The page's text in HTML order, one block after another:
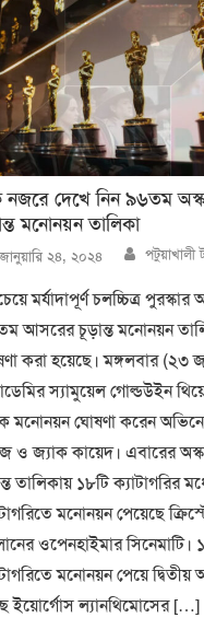
দেখে নিন ৯৬তম
মনোনয়ন তালিকা
on ২৪, ২০২৪ Author
পটুয়াখালী
মর্যাদাপূর্ণ চলচ্চিত্র পুরস্কার
আসরের চূড়ান্ত মনোনয়ন
করা হয়েছে। মঙ্গলবার (২৩
স্যামুয়েল গোল্ডউইন
মনোনয়ন ঘোষণা করেন
ও জ্যাক কায়েদ। এবারের
তালিকায় ১৮টি ক্যাটাগরির
মনোনয়ন পেয়েছে
ওপেনহাইমার সিনেমাটি।
মনোনয়ন পেয়ে দ্বিতীয়
ইয়োর্গোস ল্যানথিমোসের […]